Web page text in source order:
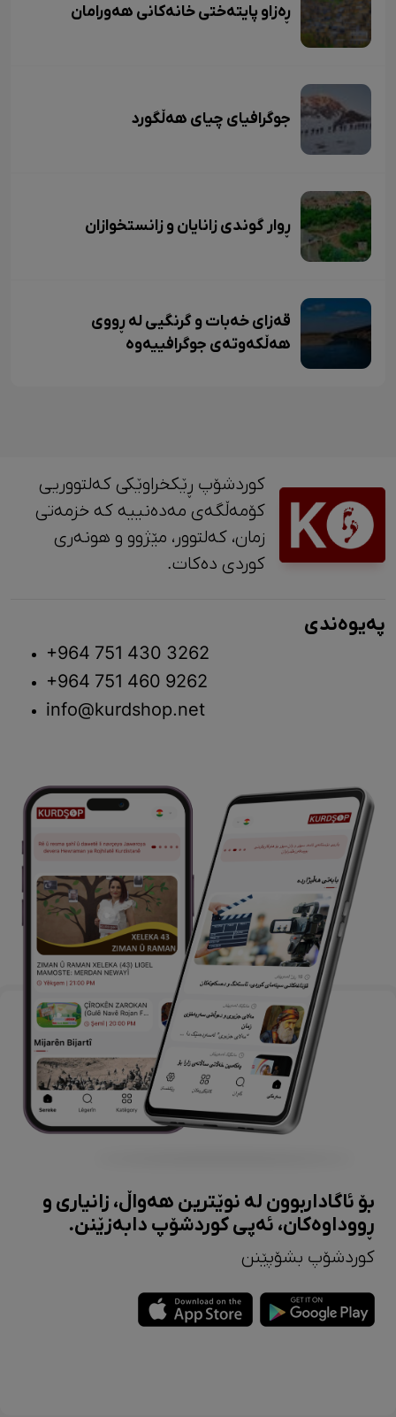
ڕەزاو پایتەختی خانەکانی هەورامان
جوگرافیای چیای هەڵگورد
ڕوار گوندی زانایان و زانستخوازان
قەزای خەبات و گرنگیی لە ڕووی
هەڵکەوتەی جوگرافییەوە
کوردشۆپ ڕێکخراوێکی کەلتووریی
کۆمەڵگەی مەدەنییە کە خزمەتی
زمان، کەلتوور، مێژوو و ‎هونەری
کوردی دەکات.
پەیوەندی
+964 751 430 3262
+964 751 460 9262
info@kurdshop.net
بۆ ئاگاداربوون لە نوێترین هەواڵ، زانیاری و
ڕووداوەکان، ئەپی کوردشۆپ دابەزێنن.
کوردشۆپ بشۆپێنن